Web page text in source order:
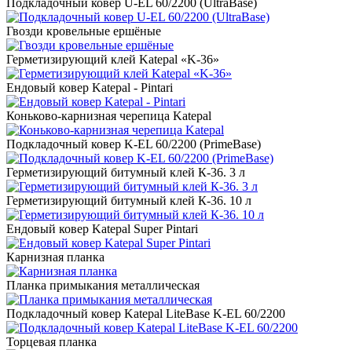
Подкладочный ковер U-EL 60/2200 (UltraBase)
Гвозди кровельные ершёные
Герметизирующий клей Katepal «K-36»
Ендовый ковер Katepal - Pintari
Коньково-карнизная черепица Katepal
Подкладочный ковер K-EL 60/2200 (PrimeBase)
Герметизирующий битумный клей К-36. 3 л
Герметизирующий битумный клей К-36. 10 л
Ендовый ковер Katepal Super Pintari
Карнизная планка
Планка примыкания металлическая
Подкладочный ковер Katepal LiteBase K-EL 60/2200
Торцевая планка